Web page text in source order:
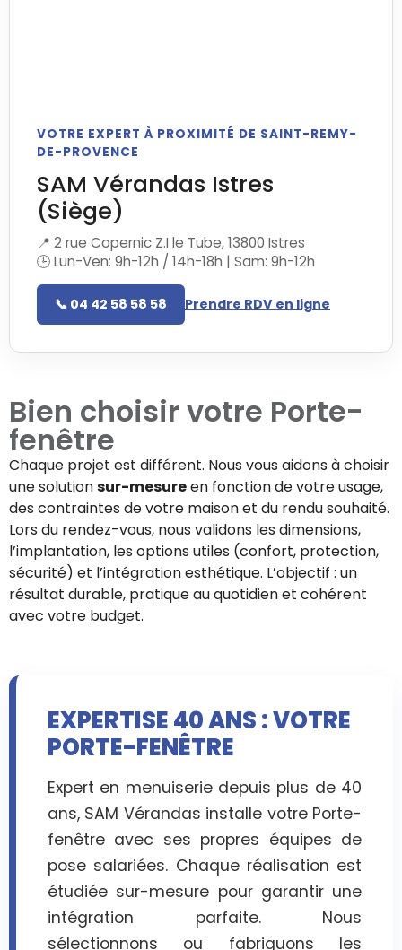
VOTRE EXPERT À PROXIMITÉ DE SAINT-REMY-
DE-PROVENCE
SAM Vérandas Istres
(Siège)
📍 2 rue Copernic Z.I le Tube, 13800 Istres
🕒 Lun-Ven: 9h-12h / 14h-18h | Sam: 9h-12h
📞 04 42 58 58 58 Prendre RDV en ligne
Bien choisir votre Porte-
fenêtre
Chaque projet est différent. Nous vous aidons à choisir
une solutionsur-mesureen fonction de votre usage,
des contraintes de votre maison et du rendu souhaité.
Lors du rendez-vous, nous validons les dimensions,
l’implantation, les options utiles (confort, protection,
sécurité) et l’intégration esthétique. L’objectif : un
résultat durable, pratique au quotidien et cohérent
avec votre budget.
EXPERTISE 40 ANS : VOTRE
PORTE-FENÊTRE
Expert en menuiserie depuis plus de 40
ans, SAM Vérandas installe votre Porte-
fenêtre avec ses propres équipes de
pose salariées. Chaque réalisation est
étudiée sur-mesure pour garantir une
intégration parfaite. Nous
sélectionnons ou fabriquons les